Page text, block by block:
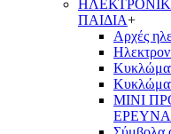
ΠΑΙΔΙΑ+
Αρχές
ΜΙΝΙ
ΕΡΕΥΝΑ